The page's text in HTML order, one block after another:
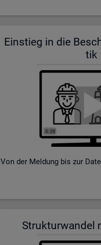
Ein­stieg in die
tik
Von der Mel­dung bis zur
Struk­tur­wan­del